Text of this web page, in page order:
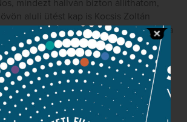
mindezt hallván bizton állíthatom,
aluli ütést kap is Kocsis Zoltán
kezére adott közösség műszaki felújítása
halad. Hanem egy leheletfinom
hangerő-szabályozást saját
egyszerűen lehetetlen. (…)